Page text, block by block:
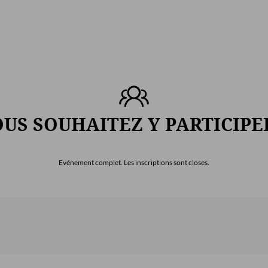
SOUHAITEZ Y
Evénement complet. Les inscriptions sont closes.